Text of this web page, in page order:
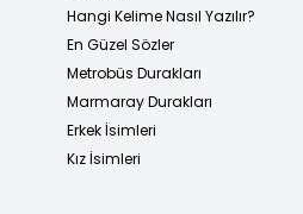
Hangi Kelime Nasıl Yazılır?
En Güzel Sözler
Metrobüs Durakları
Marmaray Durakları
Erkek İsimleri
Kız İsimleri